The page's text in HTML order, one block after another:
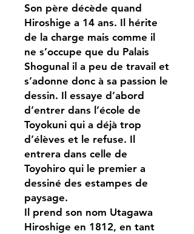
Son père décède quand
Hiroshige a 14 ans. Il hérite
de la charge mais comme il
ne s’occupe que du Palais
Shogunal il a peu de travail et
s’adonne donc à sa passion le
dessin. Il essaye d’abord
d’entrer dans l’école de
Toyokuni qui a déjà trop
d’élèves et le refuse. Il
entrera dans celle de
Toyohiro qui le premier a
dessiné des estampes de
paysage.
Il prend son nom Utagawa
Hiroshige en 1812, en tant